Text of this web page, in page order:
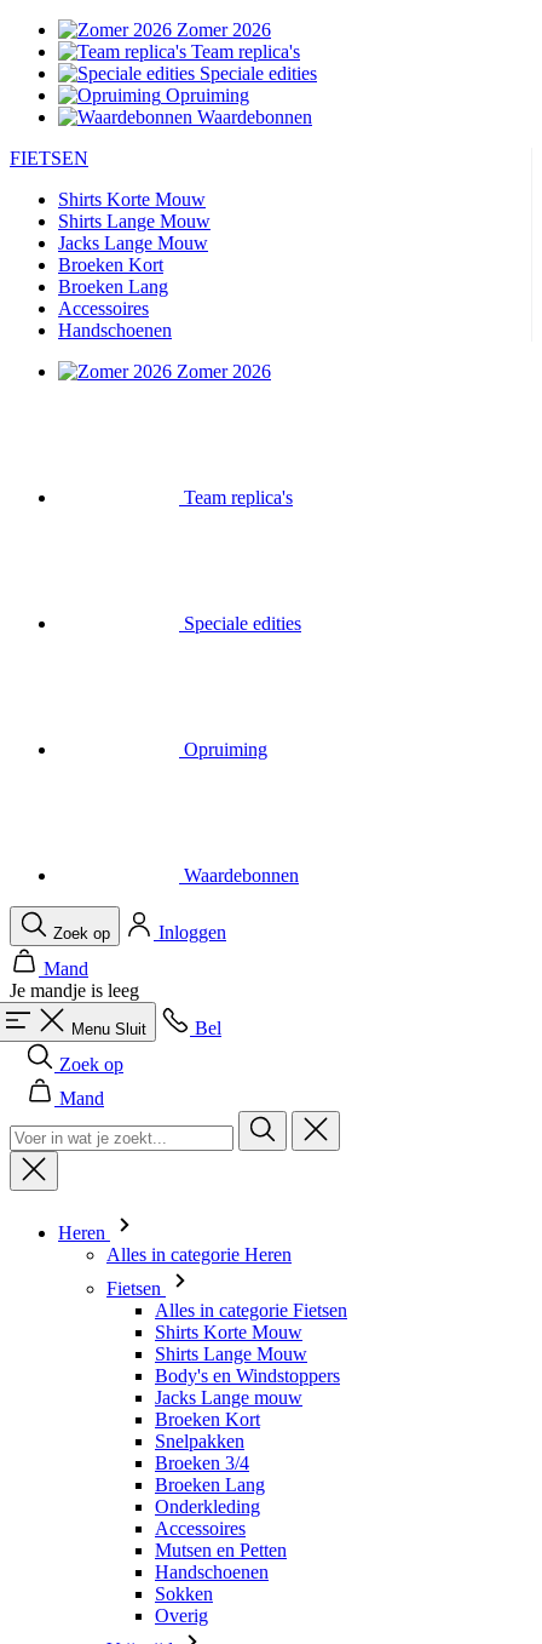
Zomer 2026
Team replica's
Speciale edities
Opruiming
Waardebonnen
FIETSEN
Shirts Korte Mouw
Shirts Lange Mouw
Jacks Lange Mouw
Broeken Kort
Broeken Lang
Accessoires
Handschoenen
Zomer 2026
Je mandje is leeg
Menu Sluit
Bel
Zoek op
Mand
Heren
Alles in categorie Heren
Shirts Lange Mouw
Body's en Windstoppers
Jacks Lange mouw
Broeken Kort
Snelpakken
Broeken 3/4
Broeken Lang
Onderkleding
Accessoires
Mutsen en Petten
Handschoenen
Sokken
Overig
Vrije tijd
Alles in categorie Vrije tijd
T-shirts
Hoodie
Mutsen en Petten